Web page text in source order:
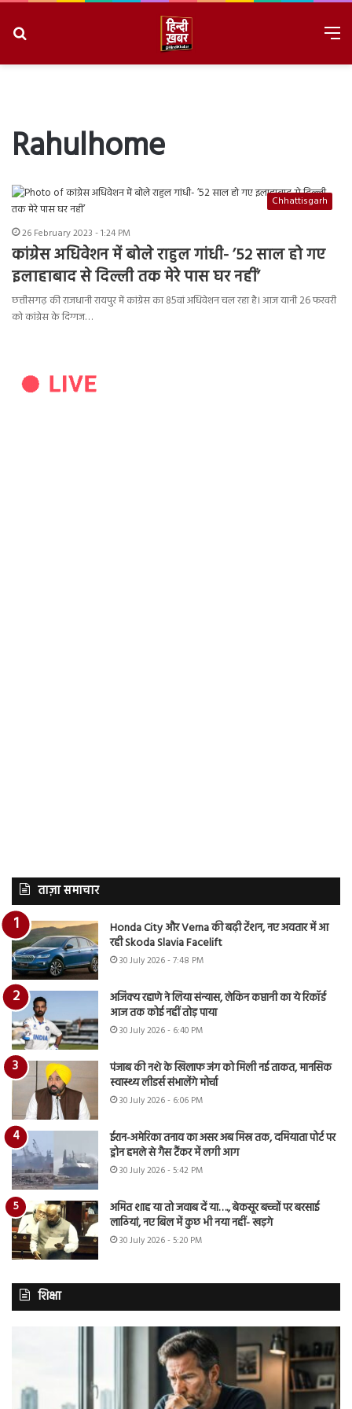
Rahulhome
Chhattisgarh
26 February 2023 - 1:24 PM
कांग्रेस अधिवेशन में बोले राहुल गांधी- ’52 साल हो गए
इलाहाबाद से दिल्ली तक मेरे पास घर नहीं’
छत्तीसगढ़ की राजधानी रायपुर में कांग्रेस का 85वां अधिवेशन चल रहा है। आज यानी 26 फरवरी
को कांग्रेस के दिग्गज…
ताज़ा समाचार
Honda City और Verna की बढ़ी टेंशन, नए अवतार में आ
रही Skoda Slavia Facelift
30 July 2026 - 7:48 PM
अजिंक्य रहाणे ने लिया संन्यास, लेकिन कप्तानी का ये रिकॉर्ड
आज तक कोई नहीं तोड़ पाया
30 July 2026 - 6:40 PM
पंजाब की नशे के खिलाफ जंग को मिली नई ताकत, मानसिक
स्वास्थ्य लीडर्स संभालेंगे मोर्चा
30 July 2026 - 6:06 PM
ईरान-अमेरिका तनाव का असर अब मिस्र तक, दमियाता पोर्ट पर
ड्रोन हमले से गैस टैंकर में लगी आग
30 July 2026 - 5:42 PM
अमित शाह या तो जवाब दें या…., बेकसूर बच्चों पर बरसाई
लाठियां, नए बिल में कुछ भी नया नहीं- खड़गे
30 July 2026 - 5:20 PM
शिक्षा